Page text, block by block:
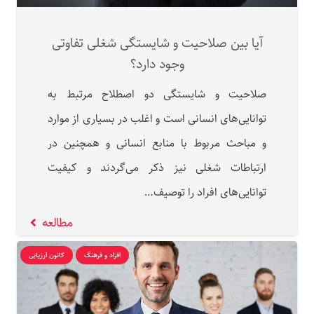
آیا بین صلاحیت و شایستگی شغلی تفاوتی
وجود دارد؟
صلاحیت و شایستگی دو اصطلاح مرتبط به
توانایی‌های انسانی است و اغلب در بسیاری از موارد
و مباحث مربوط با منابع انسانی و همچنین در
ارتباطات شغلی نیز ذکر می‌گردند و کیفیت
توانایی‌های افراد را توصیف…
مطالعه
افراد و فرهنگ کانون ارزیابی